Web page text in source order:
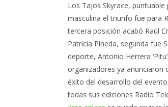
Los Tajos Skyrace,
masculina el triunfo fue para
tercera posición acabó Raúl
Patricia Pineda, segunda fue
deporte, Antonio Herrera
organizadores ya anunciaron
éxito del desarrollo del
todas sus ediciones Radio